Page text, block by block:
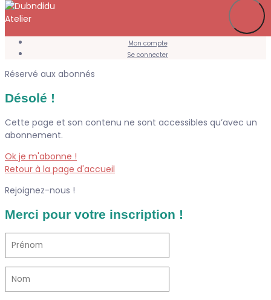
Mon compte
Se connecter
Réservé aux abonnés
Désolé !
Cette page et son contenu ne sont accessibles qu’avec un
abonnement.
Ok je m'abonne !
Retour à la page d'accueil
Rejoignez-nous !
Merci pour votre inscription !